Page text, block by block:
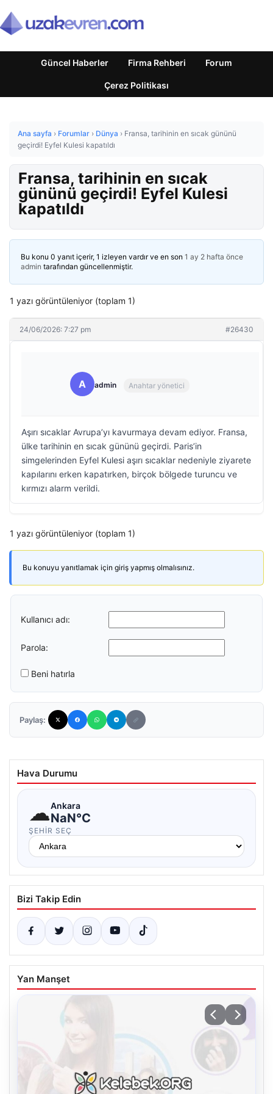
Güncel Haberler Firma Rehberi Forum
Çerez Politikası
Ana sayfa › Forumlar › Dünya › Fransa, tarihinin en sıcak gününü
geçirdi! Eyfel Kulesi kapatıldı
Fransa, tarihinin en sıcak
gününü geçirdi! Eyfel Kulesi
kapatıldı
Bu konu 0 yanıt içerir, 1 izleyen vardır ve en son 1 ay 2 hafta önce
admin tarafından güncellenmiştir.
1 yazı görüntüleniyor (toplam 1)
24/06/2026: 7:27 pm #26430
A admin Anahtar yönetici
Aşırı sıcaklar Avrupa’yı kavurmaya devam ediyor. Fransa,
ülke tarihinin en sıcak gününü geçirdi. Paris’in
simgelerinden Eyfel Kulesi aşırı sıcaklar nedeniyle ziyarete
kapılarını erken kapatırken, birçok bölgede turuncu ve
kırmızı alarm verildi.
1 yazı görüntüleniyor (toplam 1)
Bu konuyu yanıtlamak için giriş yapmış olmalısınız.
Kullanıcı adı:
Parola:
Beni hatırla
Paylaş:
Hava Durumu
☁Ankara
NaN°C
ŞEHIR SEÇ
Bizi Takip Edin
Yan Manşet